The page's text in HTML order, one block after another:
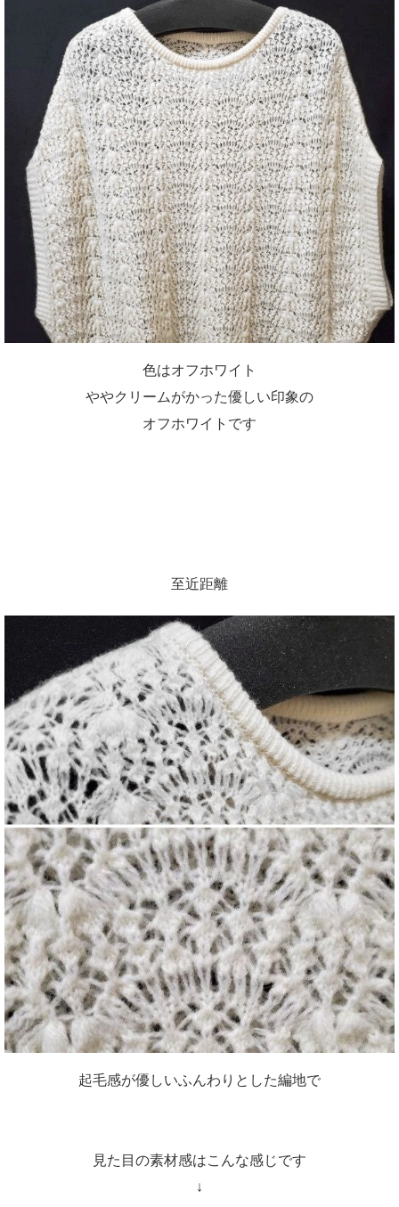
色はオフホワイト
ややクリームがかった優しい印象の
オフホワイトです
至近距離
起毛感が優しいふんわりとした編地で
見た目の素材感はこんな感じです
↓